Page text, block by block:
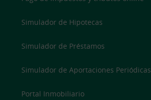
Simulador de Hipotecas
Simulador de Préstamos
Simulador de Aportaciones Periódicas
Portal Inmobiliario